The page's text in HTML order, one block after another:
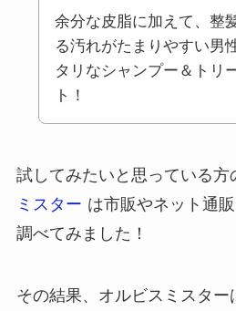
余分な皮脂に加えて、整
る汚れがたまりやすい男
タリなシャンプー＆トリ
ト！
試してみたいと思っている方
ミスター は市販やネット通
調べてみました！
その結果、オルビスミスタ